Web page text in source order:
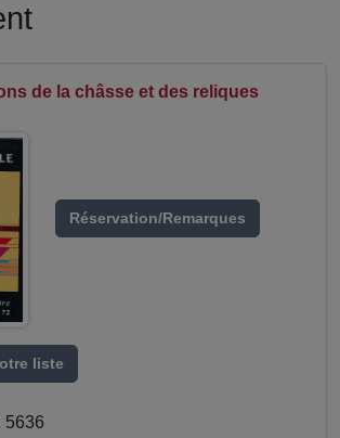
de la châsse et des reliques
Réservation/Remarques
liste
5636